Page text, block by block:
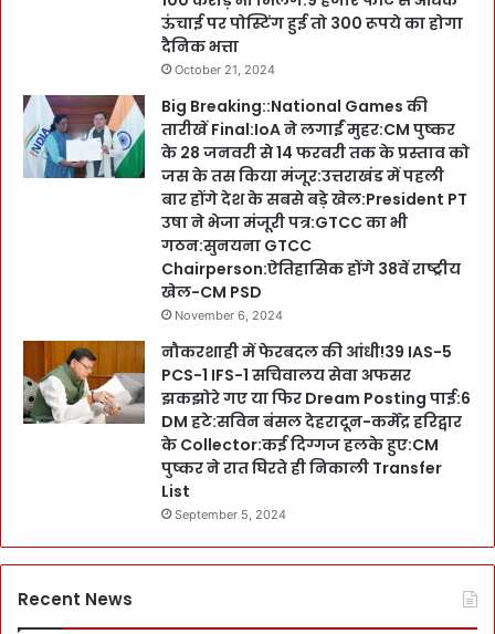
ऊंचाई पर पोस्टिंग हुई तो 300 रूपये का होगा
दैनिक भत्ता
October 21, 2024
Big Breaking::National Games की
तारीखें Final:IoA ने लगाईं मुहर:CM पुष्कर
के 28 जनवरी से 14 फरवरी तक के प्रस्ताव को
जस के तस किया मंजूर:उत्तराखंड में पहली
बार होंगे देश के सबसे बड़े खेल:President PT
उषा ने भेजा मंजूरी पत्र:GTCC का भी
गठन:सुनयना GTCC
Chairperson:ऐतिहासिक होंगे 38वें राष्ट्रीय
खेल-CM PSD
November 6, 2024
नौकरशाही में फेरबदल की आंधी!39 IAS-5
PCS-1 IFS-1 सचिवालय सेवा अफसर
झकझोरे गए या फिर Dream Posting पाई:6
DM हटे:सविन बंसल देहरादून-कर्मेंद्र हरिद्वार
के Collector:कई दिग्गज हलके हुए:CM
पुष्कर ने रात घिरते ही निकाली Transfer
List
September 5, 2024
Recent News